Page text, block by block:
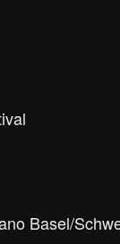
Basel/